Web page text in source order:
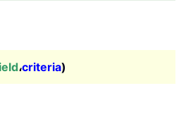
،criteria)